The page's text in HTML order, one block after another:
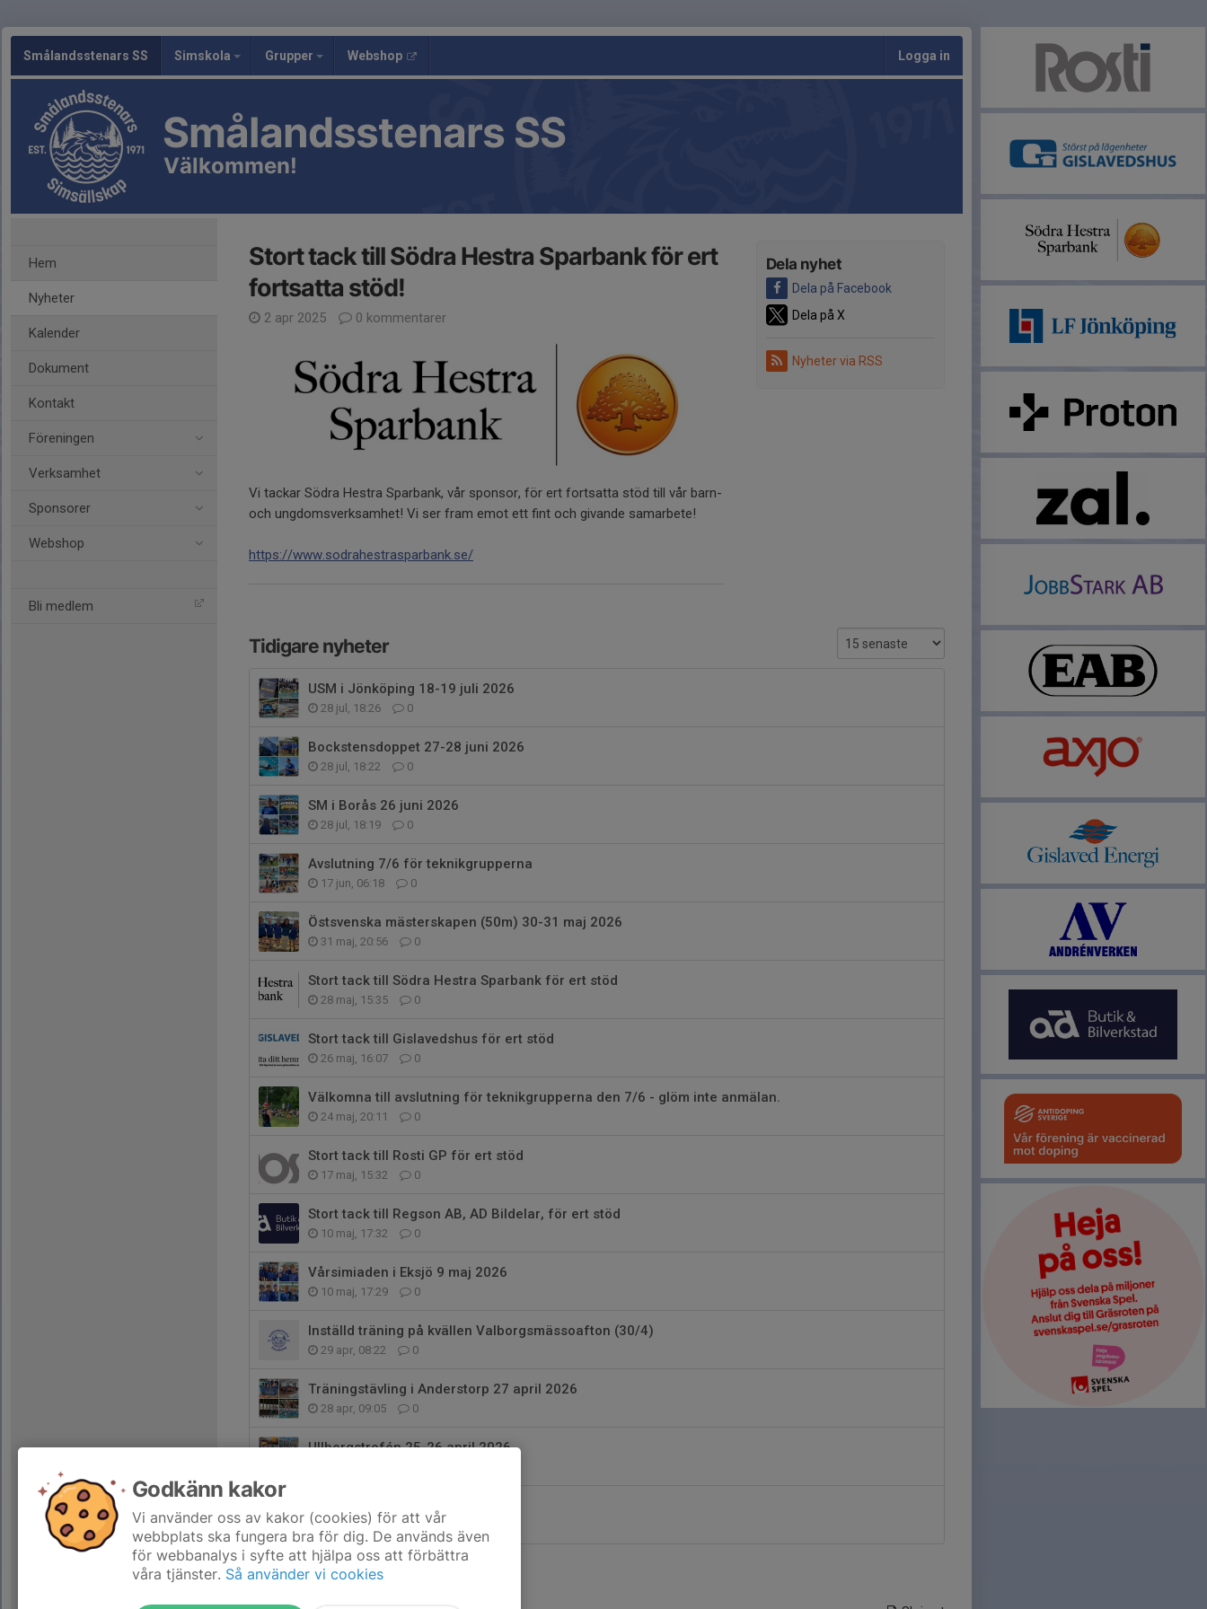
Smålandsstenars SS Simskola Grupper Webshop Logga in
Smålandsstenars SS
Välkommen!
Hem
Nyheter
Kalender
Dokument
Kontakt
Föreningen
Verksamhet
Sponsorer
Webshop
Bli medlem
Dela nyhet
Dela på Facebook
Dela på X
Nyheter via RSS
Stort tack till Södra Hestra Sparbank för ert
fortsatta stöd!
2 apr 2025 0 kommentarer
Vi tackar Södra Hestra Sparbank, vår sponsor, för ert fortsatta stöd till vår barn-
och ungdomsverksamhet! Vi ser fram emot ett fint och givande samarbete!
https://www.sodrahestrasparbank.se/
Tidigare nyheter
USM i Jönköping 18-19 juli 2026
28 jul, 18:26 0
Bockstensdoppet 27-28 juni 2026
28 jul, 18:22 0
SM i Borås 26 juni 2026
28 jul, 18:19 0
Avslutning 7/6 för teknikgrupperna
17 jun, 06:18 0
Östsvenska mästerskapen (50m) 30-31 maj 2026
31 maj, 20:56 0
Stort tack till Södra Hestra Sparbank för ert stöd
28 maj, 15:35 0
Stort tack till Gislavedshus för ert stöd
26 maj, 16:07 0
Välkomna till avslutning för teknikgrupperna den 7/6 - glöm inte anmälan.
24 maj, 20:11 0
Stort tack till Rosti GP för ert stöd
17 maj, 15:32 0
Stort tack till Regson AB, AD Bildelar, för ert stöd
10 maj, 17:32 0
Vårsimiaden i Eksjö 9 maj 2026
10 maj, 17:29 0
Inställd träning på kvällen Valborgsmässoafton (30/4)
29 apr, 08:22 0
Träningstävling i Anderstorp 27 april 2026
28 apr, 09:05 0
Ullbergstrofén 25-26 april 2026
15 apr, 13:26 0
Godkänn kakor
Vi använder oss av kakor (cookies) för att vår
webbplats ska fungera bra för dig. De används även
för webbanalys i syfte att hjälpa oss att förbättra
våra tjänster. Så använder vi cookies